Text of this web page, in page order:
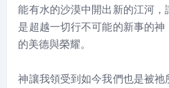
能有水的沙漠中開出新的江河
是超越一切行不可能的新事的
的美德與榮耀。
神讓我領受到如今我們也是被